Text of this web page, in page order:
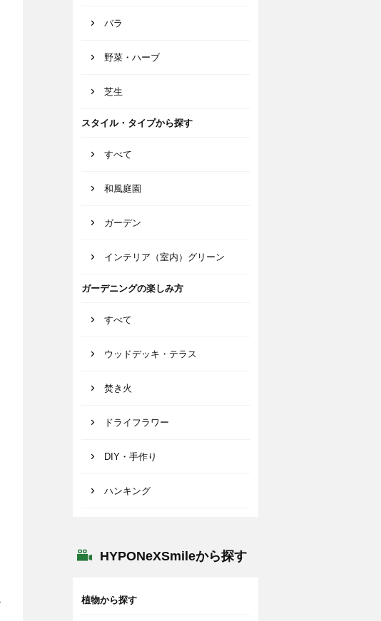
バラ
野菜・ハーブ
芝生
スタイル・タイプから探す
すべて
和風庭園
ガーデン
インテリア（室内）グリーン
ガーデニングの楽しみ方
すべて
ウッドデッキ・テラス
焚き火
ドライフラワー
DIY・手作り
ハンキング
HYPONeXSmileから探す
植物から探す